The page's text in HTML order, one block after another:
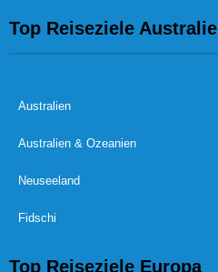
Top Reiseziele
Australien
Australien & Ozeanien
Neuseeland
Fidschi
Top Reiseziele Europa